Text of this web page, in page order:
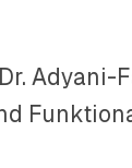
Adyani-